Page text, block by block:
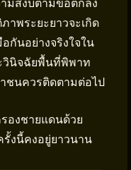
มสงบตามข้อตกลง
พระยะยาวจะเกิด
กันอย่างจริงใจใน
วินิจฉัยพื้นที่พิพาท
ชนควรติดตามต่อไป
องชายแดนด้วย
งนี้คงอยู่ยาวนาน